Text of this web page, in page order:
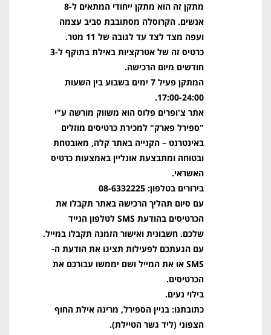
מתקן זה הוא מתקן ייחודי המתאים ל-8
אנשים. הקרוסלה מסתובבת סביב עצמה
ועפה מצד לצד עד לגובה של 11 מטר.
כרטיס זה של אטרקציות באילת בתוקף ל-3
חודשים מיום הרכישה.
המתקן פעיל 7 ימים בשבוע בין השעות
17:00-24:00.
אתר צ'ופרים פלוס הוא משווק מורשה ע"י
"ספירל פארק" למכירת כרטיסים מוזלים
באינטרנט – הקנייה באתר קלה, מאובטחת
ובטוחה ומתבצעת אונליין באמצעות כרטיס
האשראי.
בירורים בטלפון: 08-6332225
עם סיום תהליך הרכישה באתר תקבלו את
הכרטיסים בהודעת SMS לטלפון הנייד
שלכם. חשבונית ואישור הזמנה תקבלו במייל.
עם הגעתכם לפעילות תציגו את הודעת ה-
SMS או את המייל ושם יממשו עבורכם את
הכרטיסים.
בילוי נעים.
כתובתנו: בניין הספירל, מרינה אילת החוף
הצפוני (ליד גשר הטיילת).